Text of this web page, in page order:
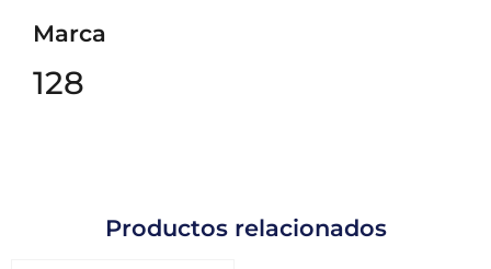
Marca
128
Productos relacionados